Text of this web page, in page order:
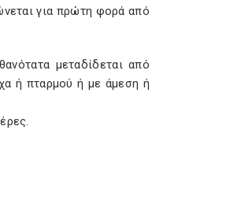
για πρώτη φορά από
μεταδίδεται από
ή πταρμού ή με άμεση ή